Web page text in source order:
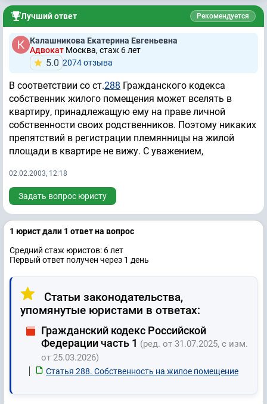
Лучший ответ Рекомендуется
Калашникова Екатерина Евгеньевна
Адвокат Москва, стаж 6 лет
5.0 2074 отзывa
В соответствии со ст.288 Гражданского кодекса
собственник жилого помещения может вселять в
квартиру, принадлежащую ему на праве личной
собственности своих родственников. Поэтому никаких
препятствий в регистрации племянницы на жилой
площади в квартире не вижу. С уважением,
02.02.2003, 12:18
Задать вопрос юристу
1 юрист дали 1 ответ на вопрос
Средний стаж юристов: 6 лет
Первый ответ получен через 1 день
Статьи законодательства,
упомянутые юристами в ответах:
Гражданский кодекс Российской
Федерации часть 1 (ред. от 31.07.2025, с изм.
от 25.03.2026)
Статья 288. Собственность на жилое помещение